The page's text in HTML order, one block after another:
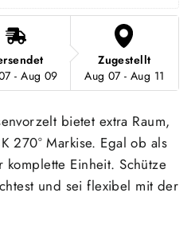
- Aug 09
Zugestellt
Aug 07 - Aug 11
bietet extra Raum,
270° Markise. Egal ob als
Einheit. Schütze
und sei flexibel mit der